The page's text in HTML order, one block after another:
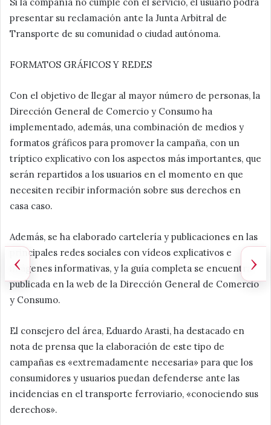
presentar su reclamación ante la Junta Arbitral de
Transporte de su comunidad o ciudad autónoma.
FORMATOS GRÁFICOS Y REDES
Con el objetivo de llegar al mayor número de personas, la
Dirección General de Comercio y Consumo ha
implementado, además, una combinación de medios y
formatos gráficos para promover la campaña, con un
tríptico explicativo con los aspectos más importantes, que
serán repartidos a los usuarios en el momento en que
necesiten recibir información sobre sus derechos en
casa caso.
Además, se ha elaborado cartelería y publicaciones en las
principales redes sociales con vídeos explicativos e
imágenes informativas, y la guía completa se encuentra
publicada en la web de la Dirección General de Comercio
y Consumo.
El consejero del área, Eduardo Arasti, ha destacado en
nota de prensa que la elaboración de este tipo de
campañas es «extremadamente necesaria» para que los
consumidores y usuarios puedan defenderse ante las
incidencias en el transporte ferroviario, «conociendo sus
derechos».
‹ ›